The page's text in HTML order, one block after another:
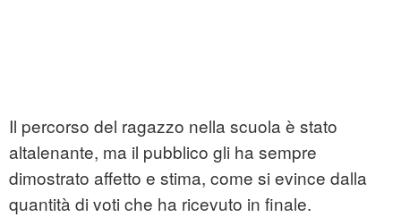
Il percorso del ragazzo nella scuola è stato
altalenante, ma il pubblico gli ha sempre
dimostrato affetto e stima, come si evince dalla
quantità di voti che ha ricevuto in finale.